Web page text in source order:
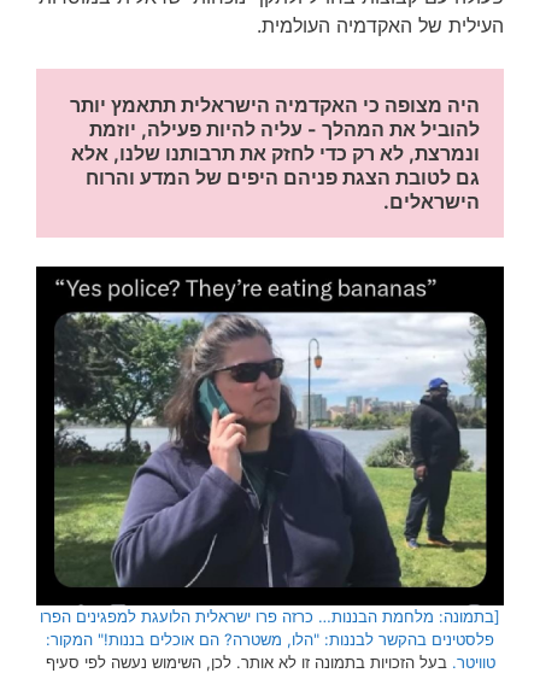
העילית של האקדמיה העולמית.
הישראלים.
[בתמונה: מלחמת הבננות… כרזה פרו ישראלית הלועגת למפגינים הפרו
פלסטינים בהקשר לבננות: "הלו, משטרה? הם אוכלים בננות!" המקור:
טוויטר. בעל הזכויות בתמונה זו לא אותר. לכן, השימוש נעשה לפי סעיף